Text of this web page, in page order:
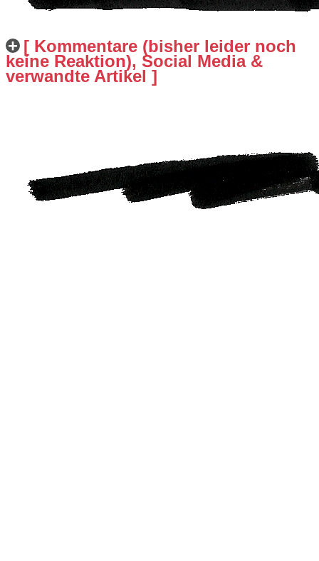
[ Kommentare (bisher leider noch
keine Reaktion), Social Media &
verwandte Artikel ]